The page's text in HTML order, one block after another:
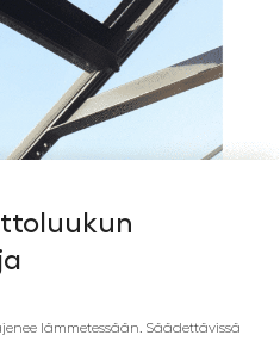
lämmetessään. Säädettävissä